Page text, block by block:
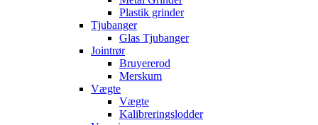
Plastik grinder
Tjubanger
Glas Tjubanger
Jointrør
Bruyererod
Merskum
Vægte
Vægte
Kalibreringslodder